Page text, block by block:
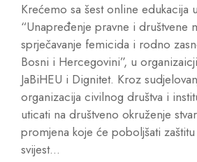
Krećemo sa šest online edukacija
“Unapređenje pravne i društvene
sprječavanje femicida i rodno
Bosni i Hercegovini”, u
JaBiHEU i Dignitet. Kroz
organizacija civilnog društva i
uticati na društveno okruženje
promjena koje će poboljšati
svijest...